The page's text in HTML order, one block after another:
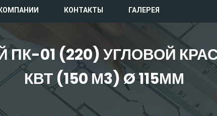
КОНТАКТЫ ГАЛЕРЕЯ
01 (220) УГЛОВОЙ
КВТ (150 М3) Ø 115ММ